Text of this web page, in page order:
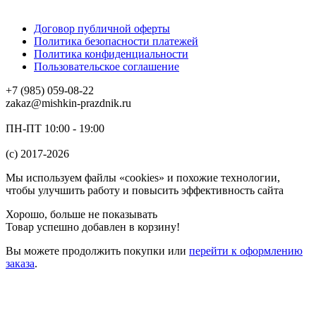
Договор публичной оферты
Политика безопасности платежей
Политика конфиденциальности
Пользовательское соглашение
+7 (985) 059-08-22
zakaz@mishkin-prazdnik.ru
ПН-ПТ 10:00 - 19:00
(c) 2017-2026
Мы используем файлы «cookies» и похожие технологии,
чтобы улучшить работу и повысить эффективность сайта
Хорошо, больше не показывать
Товар успешно добавлен в корзину!
Вы можете продолжить покупки или перейти к оформлению
заказа.